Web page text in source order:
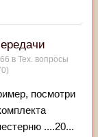
в Тех. вопросы
посмотри
....20...